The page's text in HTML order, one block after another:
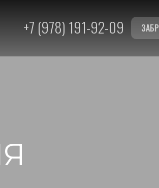
+7 (978) 191-92-09